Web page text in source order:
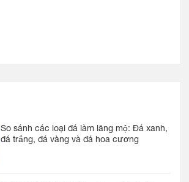
So sánh các loại đá làm lăng mộ: Đá xanh,
đá trắng, đá vàng và đá hoa cương